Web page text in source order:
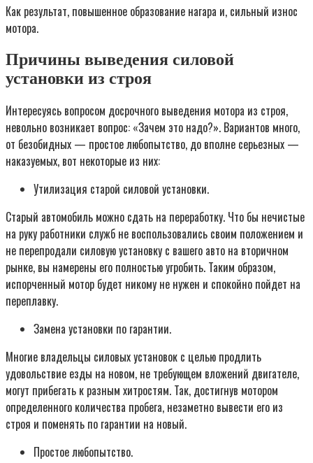
Как результат, повышенное образование нагара и, сильный износ
мотора.
Причины выведения силовой
установки из строя
Интересуясь вопросом досрочного выведения мотора из строя,
невольно возникает вопрос: «Зачем это надо?». Вариантов много,
от безобидных — простое любопытство, до вполне серьезных —
наказуемых, вот некоторые из них:
Утилизация старой силовой установки.
Старый автомобиль можно сдать на переработку. Что бы нечистые
на руку работники служб не воспользовались своим положением и
не перепродали силовую установку с вашего авто на вторичном
рынке, вы намерены его полностью угробить. Таким образом,
испорченный мотор будет никому не нужен и спокойно пойдет на
переплавку.
Замена установки по гарантии.
Многие владельцы силовых установок с целью продлить
удовольствие езды на новом, не требующем вложений двигателе,
могут прибегать к разным хитростям. Так, достигнув мотором
определенного количества пробега, незаметно вывести его из
строя и поменять по гарантии на новый.
Простое любопытство.